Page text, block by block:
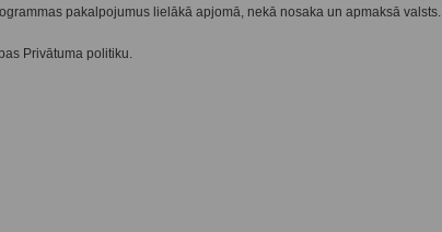
pakalpojumus lielākā apjomā, nekā nosaka un apmaksā valsts.
Privātuma politiku.